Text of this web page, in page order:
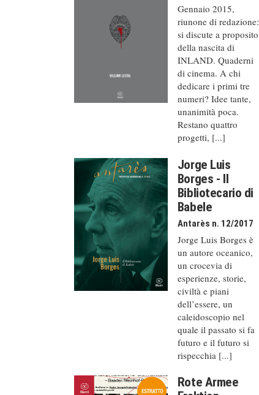
Gennaio 2015,
riunone di redazione:
si discute a proposito
della nascita di
INLAND. Quaderni
di cinema. A chi
dedicare i primi tre
numeri? Idee tante,
unanimità poca.
Restano quattro
progetti, [...]
Jorge Luis
Borges - Il
Bibliotecario di
Babele
Antarès n. 12/2017
Jorge Luis Borges è
un autore oceanico,
un crocevia di
esperienze, storie,
civiltà e piani
dell’essere, un
caleido­scopio nel
quale il passato si fa
futuro e il futuro si
rispecchia [...]
Rote Armee